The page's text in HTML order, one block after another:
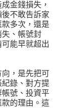
金錢損失，
不敢告訴家
多次，還是
、帳號封
能早就超出
向，是先把可
錄、對方提
號、投資平
的理由。這